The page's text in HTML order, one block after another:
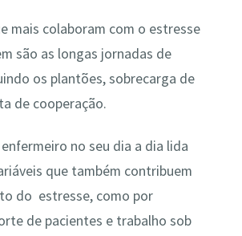
mais colaboram com o estresse
são as longas jornadas de
os plantões, sobrecarga de
de cooperação.
no seu dia a dia lida
que também contribuem
do estresse, como por
de pacientes e trabalho sob